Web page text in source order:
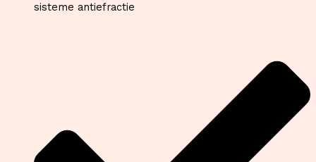
sisteme antiefractie